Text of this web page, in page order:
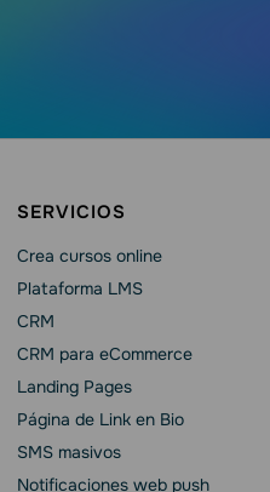
SERVICIOS
Crea cursos online
Plataforma LMS
CRM
CRM para eCommerce
Landing Pages
Página de Link en Bio
SMS masivos
Notificaciones web push